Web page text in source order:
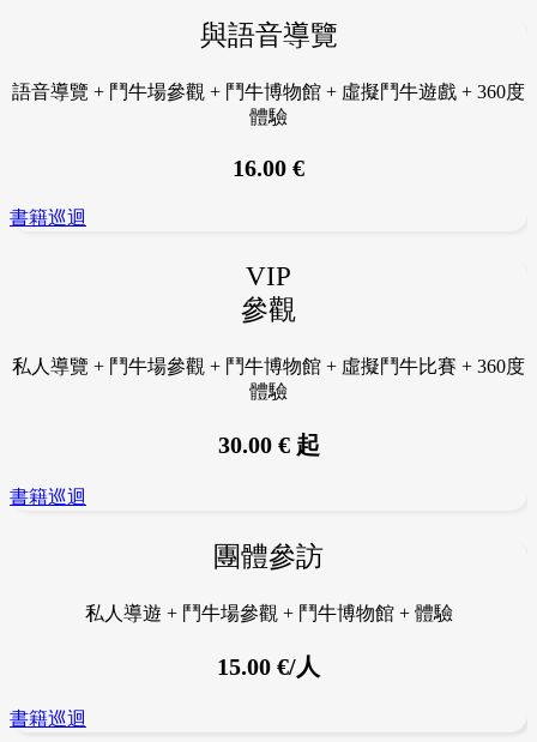
與語音導覽
語音導覽 + 鬥牛場參觀 + 鬥牛博物館 + 虛擬鬥牛遊戲 + 360度
體驗
16.00 €
書籍巡迴
VIP
參觀
私人導覽 + 鬥牛場參觀 + 鬥牛博物館 + 虛擬鬥牛比賽 + 360度
體驗
30.00 € 起
書籍巡迴
團體參訪
私人導遊 + 鬥牛場參觀 + 鬥牛博物館 + 體驗
15.00 €/人
書籍巡迴